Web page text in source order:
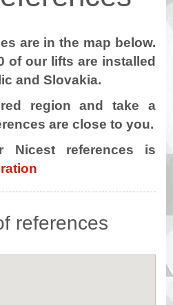
are in the map below.
of our lifts are installed
and Slovakia.
region and take a
are close to you.
Nicest references is
references